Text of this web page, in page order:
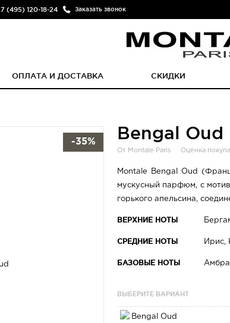
7 (495) 120-18-24 Заказать звонок
ОПЛАТА И ДОСТАВКА СКИДКИ
-35% Bengal Oud
От Montale Paris Оценка
Montale Bengal Oud
мускусный парфюм, с
горького апельсина,
ВЕРХНИЕ НОТЫ
СРЕДНИЕ НОТЫ Ирис,
БАЗОВЫЕ НОТЫ
ВЫБЕРИТЕ ВАРИАНТ